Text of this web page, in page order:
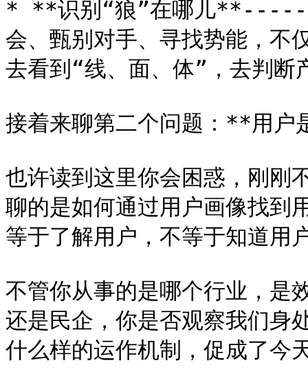
* **识别“狼”在哪儿**-----
会、甄别对手、寻找势能，不
去看到“线、面、体”，去判断
接着来聊第二个问题：**用户
也许读到这里你会困惑，刚刚
聊的是如何通过用户画像找到
等于了解用户，不等于知道用
不管你从事的是哪个行业，是
还是民企，你是否观察我们身
什么样的运作机制，促成了今